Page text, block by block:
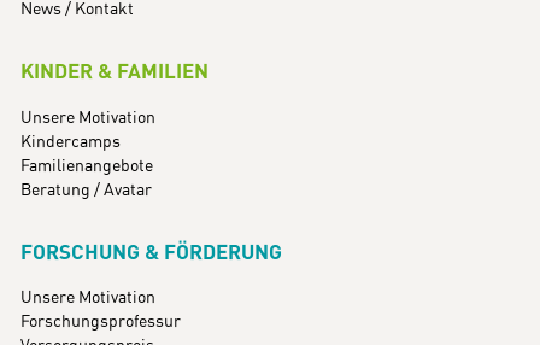
News / Kontakt
KINDER & FAMILIEN
Unsere Motivation
Kindercamps
Familienangebote
Beratung / Avatar
FORSCHUNG & FÖRDERUNG
Unsere Motivation
Forschungsprofessur